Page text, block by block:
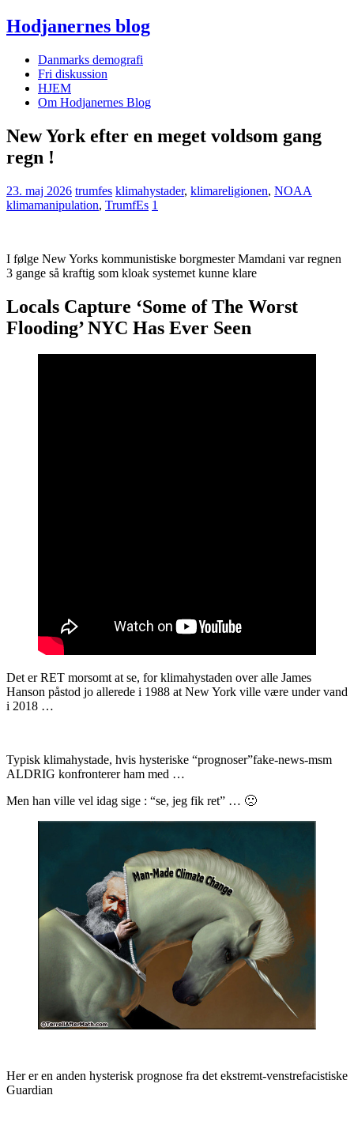
Hodjanernes blog
Danmarks demografi
Fri diskussion
HJEM
Om Hodjanernes Blog
New York efter en meget voldsom gang
regn !
23. maj 2026 trumfes klimahystader, klimareligionen, NOAA
klimamanipulation, TrumfEs 1
I følge New Yorks kommunistiske borgmester Mamdani var regnen
3 gange så kraftig som kloak systemet kunne klare
Locals Capture ‘Some of The Worst
Flooding’ NYC Has Ever Seen
Det er RET morsomt at se, for klimahystaden over alle James
Hanson påstod jo allerede i 1988 at New York ville være under vand
i 2018 …
Typisk klimahystade, hvis hysteriske “prognoser”fake-news-msm
ALDRIG konfronterer ham med …
Men han ville vel idag sige : “se, jeg fik ret” … 🙁
Her er en anden hysterisk prognose fra det ekstremt-venstrefacistiske
Guardian